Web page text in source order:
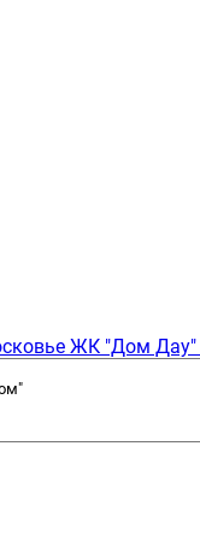
ЖК "Дом Дау"